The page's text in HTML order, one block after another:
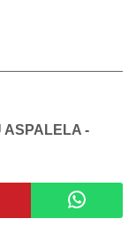
ASPALELA -